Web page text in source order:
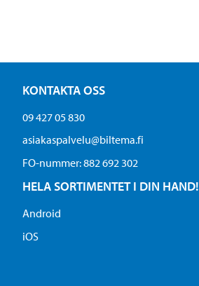
KONTAKTA OSS
09 427 05 830
asiakaspalvelu@biltema.fi
FO-nummer:​ 882 692 302
HELA SORTIMENTET I DIN HAND!
Android
iOS